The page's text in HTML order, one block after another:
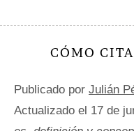
CÓMO
Publicado por Julián
Actualizado el 17 de